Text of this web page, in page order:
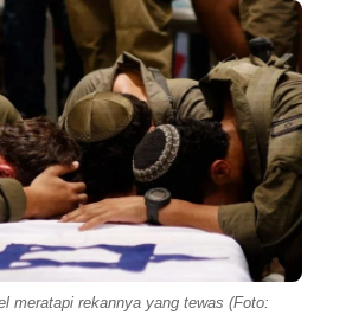
meratapi rekannya yang tewas (Foto: